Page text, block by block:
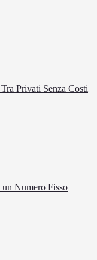
Privati Senza Costi
Numero Fisso